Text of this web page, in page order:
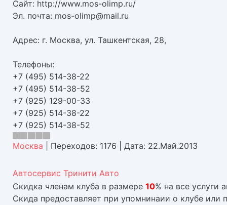
Сайт: http://www.mos-olimp.ru/
Эл. почта: mos-olimp@mail.ru
Адрес: г. Москва, ул. Ташкентская, 28,
Телефоны:
+7 (495) 514-38-22
+7 (495) 514-38-52
+7 (925) 129-00-33
+7 (925) 514-38-22
+7 (925) 514-38-52
Москва Переходов: 1176 Дата: 22.Май.2013
Автосервис Тринити Авто
Скидка членам клуба в размере 10% на все услуги
Скида предоставляет при упомнинаии о клубе или